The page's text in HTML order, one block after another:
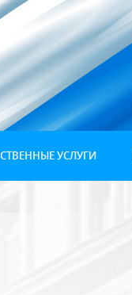
УСЛУГИ